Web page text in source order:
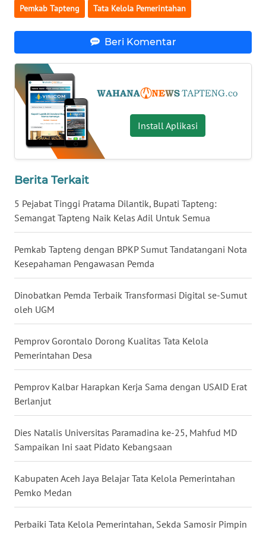
Pemkab Tapteng Tata Kelola Pemerintahan
Beri Komentar
Install Aplikasi
Berita Terkait
5 Pejabat Tinggi Pratama Dilantik, Bupati Tapteng:
Semangat Tapteng Naik Kelas Adil Untuk Semua
Pemkab Tapteng dengan BPKP Sumut Tandatangani Nota
Kesepahaman Pengawasan Pemda
Dinobatkan Pemda Terbaik Transformasi Digital se-Sumut
oleh UGM
Pemprov Gorontalo Dorong Kualitas Tata Kelola
Pemerintahan Desa
Pemprov Kalbar Harapkan Kerja Sama dengan USAID Erat
Berlanjut
Dies Natalis Universitas Paramadina ke-25, Mahfud MD
Sampaikan Ini saat Pidato Kebangsaan
Kabupaten Aceh Jaya Belajar Tata Kelola Pemerintahan
Pemko Medan
Perbaiki Tata Kelola Pemerintahan, Sekda Samosir Pimpin
KALSEL
WN
KALTIM
WN
WN
GORONTALO
WN
SULUT
WN
MALUT
DAIRI
DANAU
TOBA
WN
NIAS
WN